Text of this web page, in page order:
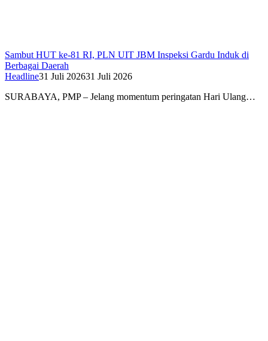
Sambut HUT ke-81 RI, PLN UIT JBM Inspeksi Gardu Induk di
Berbagai Daerah
Headline31 Juli 202631 Juli 2026
SURABAYA, PMP – Jelang momentum peringatan Hari Ulang…